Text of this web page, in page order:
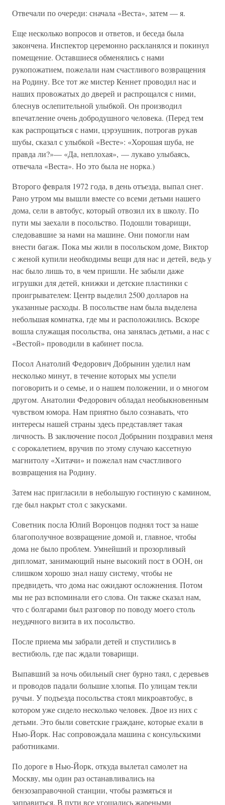
Отвечали по очереди: сначала «Веста», затем — я.
Еще несколько вопросов и ответов, и беседа была
закончена. Инспектор церемонно раскланялся и покинул
помещение. Оставшиеся обменялись с нами
рукопожатием, пожелали нам счастливого возвращения
на Родину. Все тот же мистер Кеннет проводил нас и
наших провожатых до дверей и распрощался с ними,
блеснув ослепительной улыбкой. Он производил
впечатление очень добродушного человека. (Перед тем
как распрощаться с нами, цэрэушник, потрогав рукав
шубы, сказал с улыбкой «Весте»: «Хорошая шуба, не
правда ли?»— «Да, неплохая», — лукаво улыбаясь,
отвечала «Веста». Но это была не норка.)
Второго февраля 1972 года, в день отъезда, выпал снег.
Рано утром мы вышли вместе со всеми детьми нашего
дома, сели в автобус, который отвозил их в школу. По
пути мы заехали в посольство. Подошли товарищи,
следовавшие за нами на машине. Они помогли нам
внести багаж. Пока мы жили в посольском доме, Виктор
с женой купили необходимы вещи для нас и детей, ведь у
нас было лишь то, в чем пришли. Не забыли даже
игрушки для детей, книжки и детские пластинки с
проигрывателем: Центр выделил 2500 долларов на
указанные расходы. В посольстве нам была выделена
небольшая комнатка, где мы и расположились. Вскоре
вошла служащая посольства, она занялась детьми, а нас с
«Вестой» проводили в кабинет посла.
Посол Анатолий Федорович Добрынин уделил нам
несколько минут, в течение которых мы успели
поговорить и о семье, и о нашем положении, и о многом
другом. Анатолии Федорович обладал необыкновенным
чувством юмора. Нам приятно было сознавать, что
интересы нашей страны здесь представляет такая
личность. В заключение посол Добрынин поздравил меня
с сорокалетием, вручив по этому случаю кассетную
магнитолу «Хитачи» и пожелал нам счастливого
возвращения на Родину.
Затем нас пригласили в небольшую гостиную с камином,
где был накрыт стол с закусками.
Советник посла Юлий Воронцов поднял тост за наше
благополучное возвращение домой и, главное, чтобы
дома не было проблем. Умнейший и прозорливый
дипломат, занимающий ныне высокий пост в ООН, он
слишком хорошо знал нашу систему, чтобы не
предвидеть, что дома нас ожидают осложнения. Потом
мы не раз вспоминали его слова. Он также сказал нам,
что с болгарами был разговор по поводу моего столь
неудачного визита в их посольство.
После приема мы забрали детей и спустились в
вестибюль, где пас ждали товарищи.
Выпавший за ночь обильный снег бурно таял, с деревьев
и проводов падали большие хлопья. По улицам текли
ручьи. У подъезда посольства стоял микроавтобус, в
котором уже сидело несколько человек. Двое из них с
детьми. Это были советские граждане, которые ехали в
Нью-Йорк. Нас сопровождала машина с консульскими
работниками.
По дороге в Нью-Йорк, откуда вылетал самолет на
Москву, мы один раз останавливались на
бензозаправочной станции, чтобы размяться и
заправиться. В пути все угощались жареными